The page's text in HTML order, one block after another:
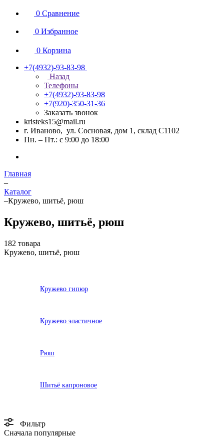
0 Сравнение
0 Избранное
0 Корзина
+7(4932)-93-83-98
Назад
Телефоны
+7(4932)-93-83-98
+7(920)-350-31-36
Заказать звонок
kristeks15@mail.ru
г. Иваново, ул. Сосновая, дом 1, склад С1102
Пн. – Пт.: с 9:00 до 18:00
Главная
–
Каталог
–Кружево, шитьё, рюш
Кружево, шитьё, рюш
182 товара
Кружево, шитьё, рюш
Кружево гипюр
Кружево эластичное
Рюш
Шитьё капроновое
Фильтр
Сначала популярные